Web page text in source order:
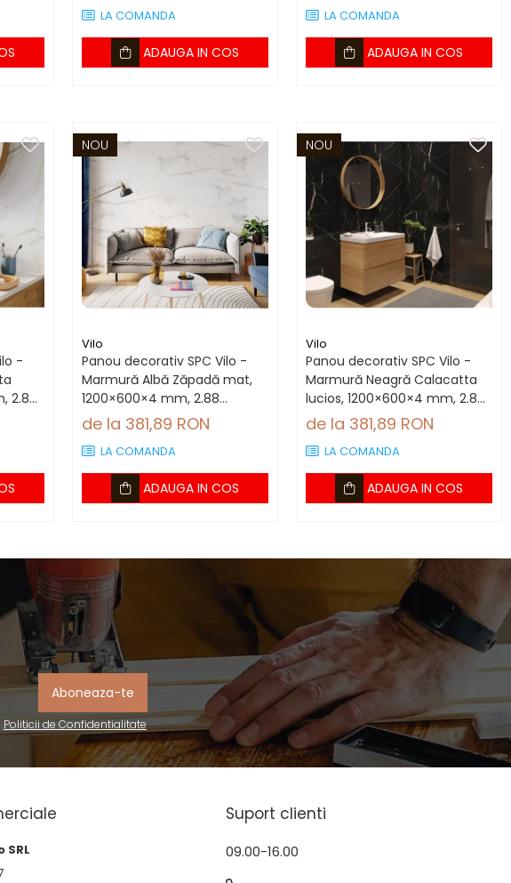
LA COMANDA
ADAUGA IN COS
LA COMANDA
ADAUGA IN COS
-
2.88
NOU
Vilo
Panou decorativ SPC Vilo -
Marmură Albă Zăpadă mat,
1200×600×4 mm, 2.88
mp/cutie (4 panouri)
de la 381,89 RON
LA COMANDA
ADAUGA IN COS
NOU
Vilo
Panou decorativ SPC Vilo -
Marmură Neagră Calacatta
lucios, 1200×600×4 mm, 2.88
mp/cutie (4 panouri)
de la 381,89 RON
LA COMANDA
ADAUGA IN COS
Politicii de Confidentialitate
SRL
Suport clienti
09.00-16.00